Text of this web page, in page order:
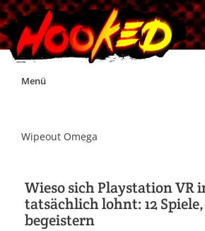
Skip
Menü
Impressum
Wipeout Omega
Wieso sich Playstation VR
tatsächlich lohnt: 12
begeistern